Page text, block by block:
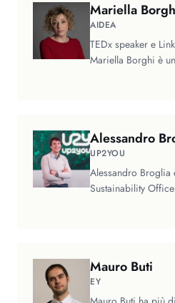
Mariella
AIDEA
TEDx speaker e
Mariella Borghi è
Alessandro
UP2YOU
Alessandro Broglia
Sustainability
Mauro Buti
EY